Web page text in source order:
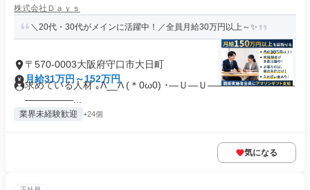
株式会社Ｄａｙｓ
＼20代・30代がメインに活躍中！／全員月給30万円以上～✨
〒570-0003大阪府守口市大日町
月給31万円～152万円
求めている人材 ｡Λ__Λ (＊0ω0) ･―Ｕ―Ｕ―――――――――
―――――...
業界未経験歓迎 +24個
気になる